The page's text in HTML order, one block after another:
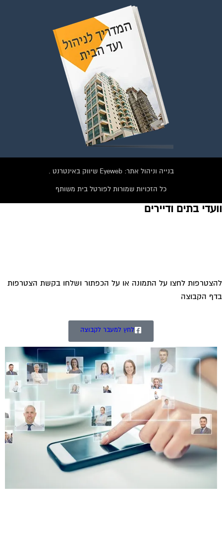
בנייה וניהול אתר: Eyeweb שיווק באינטרנט .
כל הזכויות שמורות לפורטל בית משותף
בתים ודיירים
לחצו על התמונה או על הכפתור ושלחו בקשת הצטרפות
הקבוצה
לחץ למעבר לקבוצה